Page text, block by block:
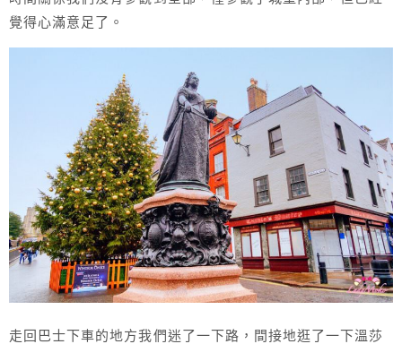
覺得心滿意足了。
走回巴士下車的地方我們迷了一下路，間接地逛了一下溫莎